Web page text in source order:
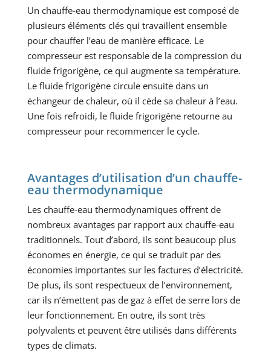
Un chauffe-eau thermodynamique est composé de
plusieurs éléments clés qui travaillent ensemble
pour chauffer l’eau de manière efficace. Le
compresseur est responsable de la compression du
fluide frigorigène, ce qui augmente sa température.
Le fluide frigorigène circule ensuite dans un
échangeur de chaleur, où il cède sa chaleur à l’eau.
Une fois refroidi, le fluide frigorigène retourne au
compresseur pour recommencer le cycle.
Avantages d’utilisation d’un chauffe-
eau thermodynamique
Les chauffe-eau thermodynamiques offrent de
nombreux avantages par rapport aux chauffe-eau
traditionnels. Tout d’abord, ils sont beaucoup plus
économes en énergie, ce qui se traduit par des
économies importantes sur les factures d’électricité.
De plus, ils sont respectueux de l’environnement,
car ils n’émettent pas de gaz à effet de serre lors de
leur fonctionnement. En outre, ils sont très
polyvalents et peuvent être utilisés dans différents
types de climats.